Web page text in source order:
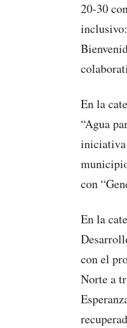
20-30
En la
“Agua
iniciativa
con
En la
con el
Norte a